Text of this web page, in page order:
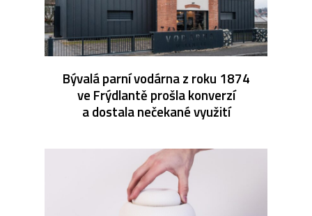
Bývalá parní vodárna z roku 1874
ve Frýdlantě prošla konverzí
a dostala nečekané využití